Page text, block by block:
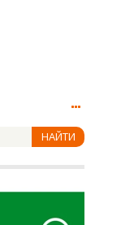
НАЙТИ